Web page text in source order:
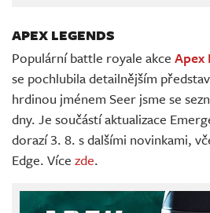
APEX LEGENDS
Populární battle royale akce Apex
se pochlubila detailnějším
hrdinou jménem Seer jsme se
dny. Je součástí aktualizace
dorazí 3. 8. s dalšími novinkami,
Edge. Více zde.